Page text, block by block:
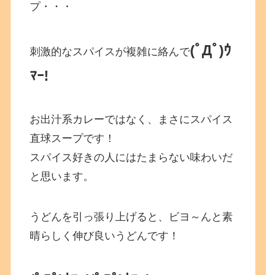
プ・・・
刺激的なスパイスが複雑に絡んで(ﾟДﾟ)ｳ
ﾏｰ!
お出汁系カレーではなく、まさにスパイス
直球スープです！
スパイス好きの人にはたまらない味わいだ
と思います。
うどんを引っ張り上げると、ビヨ～んと素
晴らしく伸び良いうどんです！